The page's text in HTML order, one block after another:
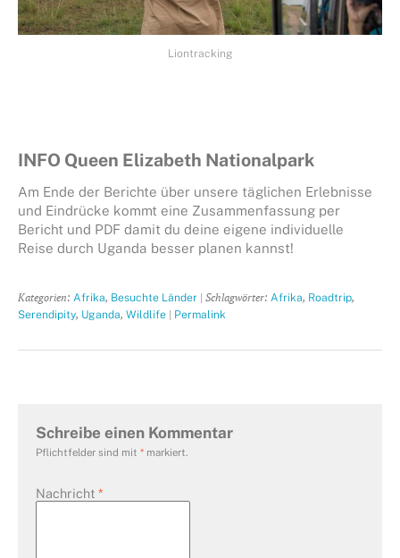
Liontracking
INFO Queen Elizabeth Nationalpark
Am Ende der Berichte über unsere täglichen Erlebnisse
und Eindrücke kommt eine Zusammenfassung per
Bericht und PDF damit du deine eigene individuelle
Reise durch Uganda besser planen kannst!
Kategorien: Afrika, Besuchte Länder | Schlagwörter: Afrika, Roadtrip,
Serendipity, Uganda, Wildlife | Permalink
Schreibe einen Kommentar
Pflichtfelder sind mit * markiert.
Nachricht *